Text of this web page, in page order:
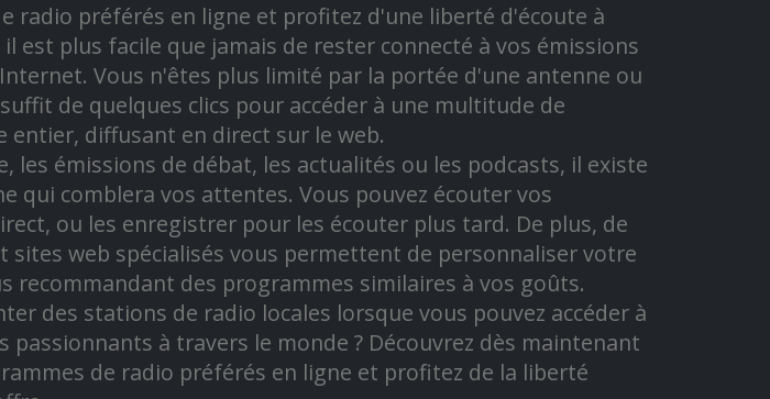
radio préférés en ligne et profitez d'une liberté d'écoute à
est plus facile que jamais de rester connecté à vos émissions
Vous n'êtes plus limité par la portée d'une antenne ou
de quelques clics pour accéder à une multitude de
entier, diffusant en direct sur le web.
les émissions de débat, les actualités ou les podcasts, il existe
qui comblera vos attentes. Vous pouvez écouter vos
ou les enregistrer pour les écouter plus tard. De plus, de
sites web spécialisés vous permettent de personnaliser votre
recommandant des programmes similaires à vos goûts.
des stations de radio locales lorsque vous pouvez accéder à
à travers le monde ? Découvrez dès maintenant
de radio préférés en ligne et profitez de la liberté